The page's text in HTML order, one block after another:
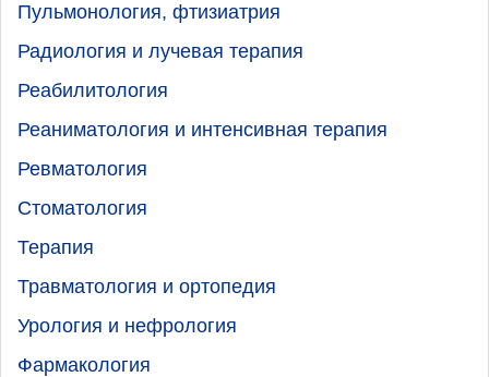
Пульмонология, фтизиатрия
Радиология и лучевая терапия
Реабилитология
Реаниматология и интенсивная терапия
Ревматология
Стоматология
Терапия
Травматология и ортопедия
Урология и нефрология
Фармакология